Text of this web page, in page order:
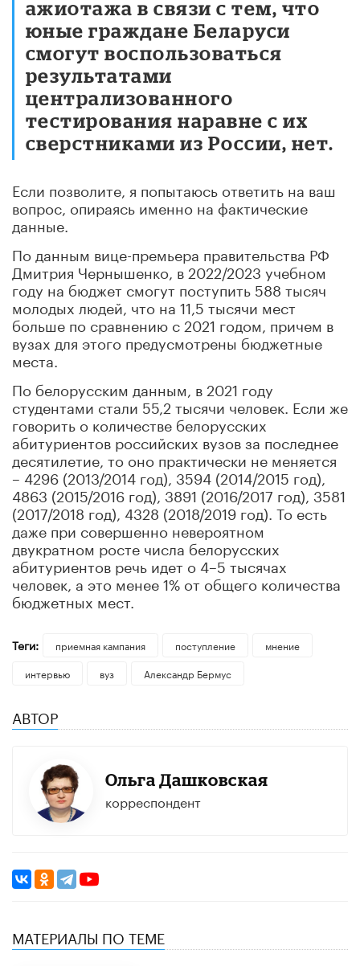
ажиотажа в связи с тем, что
юные граждане Беларуси
смогут воспользоваться
результатами
централизованного
тестирования наравне с их
сверстниками из России, нет.
Если позволите, я попытаюсь ответить на ваш
вопрос, опираясь именно на фактические
данные.
По данным вице-премьера правительства РФ
Дмитрия Чернышенко, в 2022/2023 учебном
году на бюджет смогут поступить 588 тысяч
молодых людей, что на 11,5 тысячи мест
больше по сравнению с 2021 годом, причем в
вузах для этого предусмотрены бюджетные
места.
По белорусским данным, в 2021 году
студентами стали 55,2 тысячи человек. Если же
говорить о количестве белорусских
абитуриентов российских вузов за последнее
десятилетие, то оно практически не меняется
– 4296 (2013/2014 год), 3594 (2014/2015 год),
4863 (2015/2016 год), 3891 (2016/2017 год), 3581
(2017/2018 год), 4328 (2018/2019 год). То есть
даже при совершенно невероятном
двукратном росте числа белорусских
абитуриентов речь идет о 4–5 тысячах
человек, а это менее 1% от общего количества
бюджетных мест.
Теги: приемная кампания поступление
мнение
интервью
вуз Александр Бермус
АВТОР
Ольга Дашковская
корреспондент
МАТЕРИАЛЫ ПО ТЕМЕ